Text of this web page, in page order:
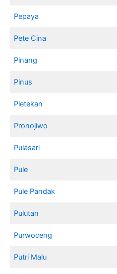
Pepaya
Pete Cina
Pinang
Pinus
Pletekan
Pronojiwo
Pulasari
Pule
Pule Pandak
Pulutan
Purwoceng
Putri Malu